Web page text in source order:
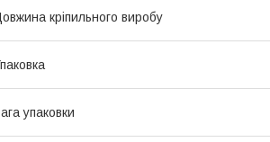
кріпильного виробу
упаковки